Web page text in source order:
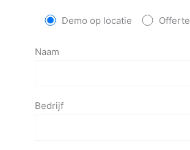
Demo op locatie Offerte
Naam
Bedrijf